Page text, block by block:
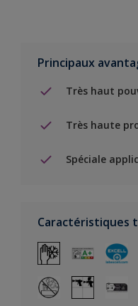
Principaux
Très haut
Très haute
Spéciale
Caractéristiques